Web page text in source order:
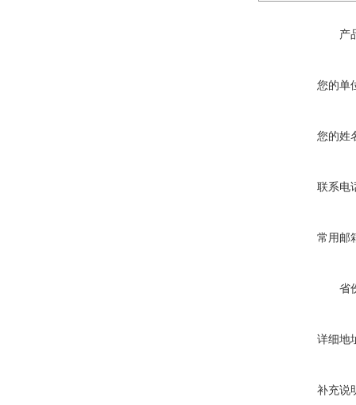
产
您的单
您的姓
联系电
常用邮
省
详细地
补充说